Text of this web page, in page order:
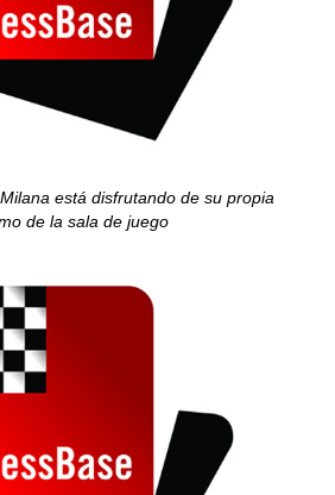
está disfrutando de su propia
de la sala de juego